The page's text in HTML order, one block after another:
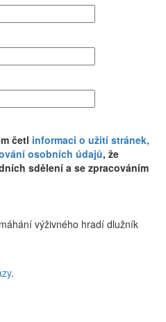
četl informaci o užití stránek,
osobních údajů, že
sdělení a se zpracováním
výživného hradí dlužník
.